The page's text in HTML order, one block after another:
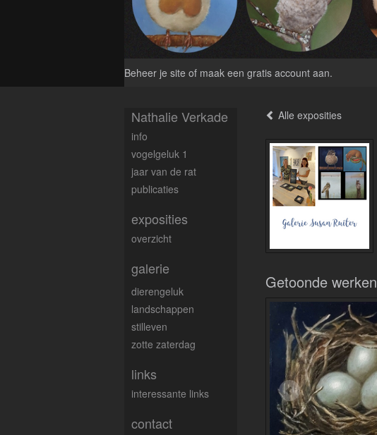
Beheer je site of maak een gratis account aan.
Alle exposities
Getoonde werken
Nathalie Verkade
info
vogelgeluk 1
jaar van de rat
publicaties
exposities
overzicht
galerie
dierengeluk
landschappen
stilleven
zotte zaterdag
links
interessante links
contact